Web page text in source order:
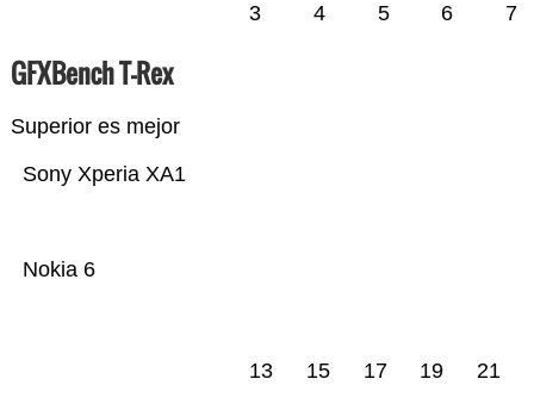
3 4 5 6 7
GFXBench T-Rex
Superior es mejor
Nokia 6
Sony Xperia XA1
13 15 17 19 21